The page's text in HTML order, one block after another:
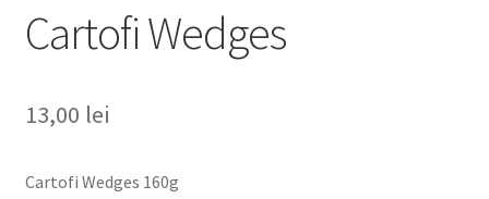
Cartofi Wedges
13,00 lei
Cartofi Wedges 160g